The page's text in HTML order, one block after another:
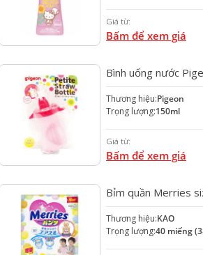
Giá từ:
Bấm để xem giá
Bình uống nước
Thương hiệu:Pigeon
Trọng lượng:150ml
Giá từ:
Bấm để xem giá
Bỉm quần Merries
Nhật Bản cho bé
Thương hiệu:KAO
Trọng lượng:40 miếng